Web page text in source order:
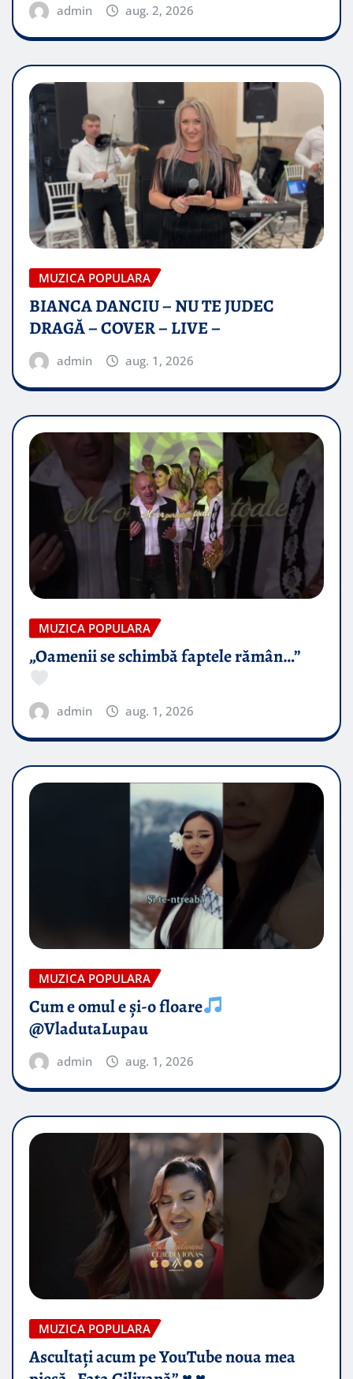
admin aug. 2, 2026
MUZICA POPULARA
BIANCA DANCIU – NU TE JUDEC
DRAGĂ – COVER – LIVE –
admin aug. 1, 2026
MUZICA POPULARA
„Oamenii se schimbă faptele rămân…”
admin aug. 1, 2026
MUZICA POPULARA
Cum e omul e și-o floare
@VladutaLupau
admin aug. 1, 2026
MUZICA POPULARA
Ascultați acum pe YouTube noua mea